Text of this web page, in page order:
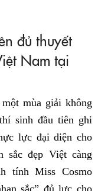
đủ thuyết
Nam tại
mùa giải không
sinh đầu tiên ghi
lực đại diện cho
sắc đẹp Việt càng
tính Miss Cosmo
sắc” đủ lực cho